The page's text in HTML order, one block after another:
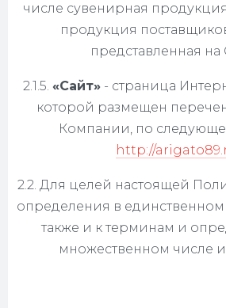
числе сувенирная
продукция
представленная на
2.1.5. «Сайт» - страница
которой размещен
Компании, по
http://
2.2. Для целей настоящей
определения в единственном
также и к терминам и
множественном числе